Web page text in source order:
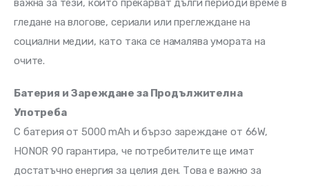
важна за тези, които прекарват дълги периоди време в
гледане на влогове, сериали или преглеждане на
социални медии, като така се намалява умората на
очите.
Батерия и Зареждане за Продължителна
Употреба
С батерия от 5000 mAh и бързо зареждане от 66W,
HONOR 90 гарантира, че потребителите ще имат
достатъчно енергия за целия ден. Това е важно за